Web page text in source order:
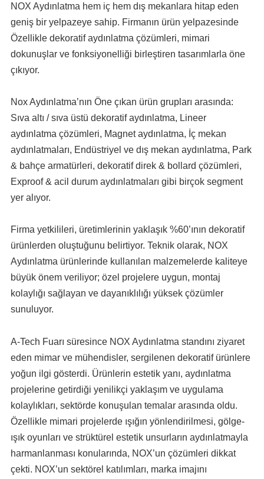
NOX Aydınlatma hem iç hem dış mekanlara hitap eden
geniş bir yelpazeye sahip. Firmanın ürün yelpazesinde
Özellikle dekoratif aydınlatma çözümleri, mimari
dokunuşlar ve fonksiyonelliği birleştiren tasarımlarla öne
çıkıyor.
Nox Aydınlatma’nın Öne çıkan ürün grupları arasında:
Sıva altı / sıva üstü dekoratif aydınlatma, Lineer
aydınlatma çözümleri, Magnet aydınlatma, İç mekan
aydınlatmaları, Endüstriyel ve dış mekan aydınlatma, Park
& bahçe armatürleri, dekoratif direk & bollard çözümleri,
Exproof & acil durum aydınlatmaları gibi birçok segment
yer alıyor.
Firma yetkilileri, üretimlerinin yaklaşık %60’ının dekoratif
ürünlerden oluştuğunu belirtiyor. Teknik olarak, NOX
Aydınlatma ürünlerinde kullanılan malzemelerde kaliteye
büyük önem veriliyor; özel projelere uygun, montaj
kolaylığı sağlayan ve dayanıklılığı yüksek çözümler
sunuluyor.
A-Tech Fuarı süresince NOX Aydınlatma standını ziyaret
eden mimar ve mühendisler, sergilenen dekoratif ürünlere
yoğun ilgi gösterdi. Ürünlerin estetik yanı, aydınlatma
projelerine getirdiği yenilikçi yaklaşım ve uygulama
kolaylıkları, sektörde konuşulan temalar arasında oldu.
Özellikle mimari projelerde ışığın yönlendirilmesi, gölge-
ışık oyunları ve strüktürel estetik unsurların aydınlatmayla
harmanlanması konularında, NOX’un çözümleri dikkat
çekti. NOX’un sektörel katılımları, marka imajını